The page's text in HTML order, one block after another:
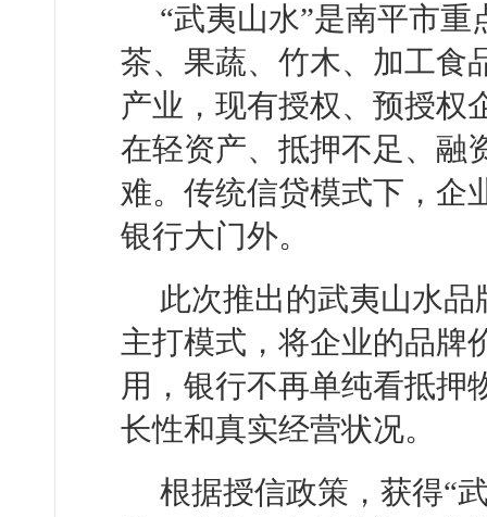
“武夷山水”是南平市
茶、果蔬、竹木、加工食
产业，现有授权、预授权
在轻资产、抵押不足、融
难。传统信贷模式下，企
银行大门外。
此次推出的武夷山水
主打模式，将企业的品牌
用，银行不再单纯看抵押
长性和真实经营状况。
根据授信政策，获得“